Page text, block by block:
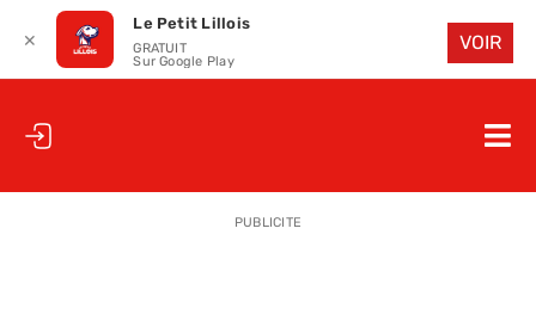
à
PUBLICITE
✕
Le Petit Lillois
GRATUIT
Sur Google Play
VOIR